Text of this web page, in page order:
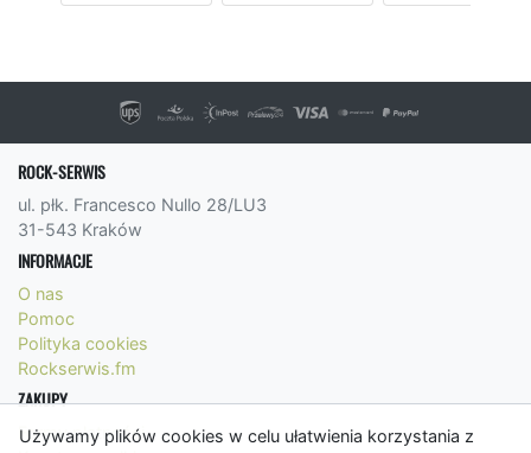
Używamy plików cookies w celu ułatwienia korzystania z
ROCK-SERWIS
ul. płk. Francesco Nullo 28/LU3
31-543 Kraków
INFORMACJE
O nas
Pomoc
Polityka cookies
Rockserwis.fm
ZAKUPY
Formy płatności